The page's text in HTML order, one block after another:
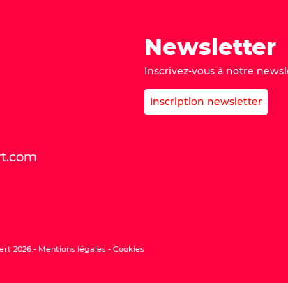
Newsletter
Inscrivez-vous à notre
Inscription newsletter
2026 - Mentions légales Cookies